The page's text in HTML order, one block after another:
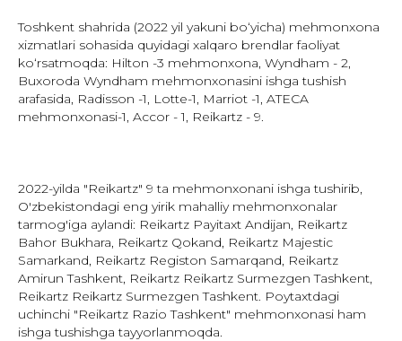
Toshkent shahrida (2022 yil yakuni boʻyicha) mehmonxona
xizmatlari sohasida quyidagi xalqaro brendlar faoliyat
koʻrsatmoqda: Hilton -3 mehmonxona, Wyndham - 2,
Buxoroda Wyndham mehmonxonasini ishga tushish
arafasida, Radisson -1, Lotte-1, Marriot -1, ATECA
mehmonxonasi-1, Accor - 1, Reikartz - 9.
2022-yilda "Reikartz" 9 ta mehmonxonani ishga tushirib,
O'zbekistondagi eng yirik mahalliy mehmonxonalar
tarmog'iga aylandi: Reikartz Payitaxt Andijan, Reikartz
Bahor Bukhara, Reikartz Qokand, Reikartz Majestic
Samarkand, Reikartz Registon Samarqand, Reikartz
Amirun Tashkent, Reikartz Reikartz Surmezgen Tashkent,
Reikartz Reikartz Surmezgen Tashkent. Poytaxtdagi
uchinchi "Reikartz Razio Tashkent" mehmonxonasi ham
ishga tushishga tayyorlanmoqda.